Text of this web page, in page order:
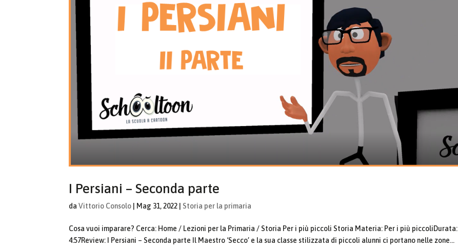
I Persiani – Seconda parte
daVittorio Consolo Mag 31, 2022 Storia per la primaria
Cosa vuoi imparare? Cerca: Home / Lezioni per la Primaria / Storia Per i più piccoli Storia Materia: Per i più piccoliDurata:
4:57Review: I Persiani – Seconda parte Il Maestro ‘Secco’ e la sua classe stilizzata di piccoli alunni ci portano nelle zone...